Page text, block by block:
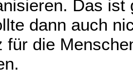
Das
dann auch
für die